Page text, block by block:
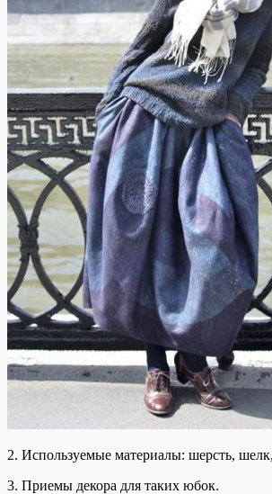
2. Используемые материалы: шерсть,
3. Приемы декора для таких юбок.